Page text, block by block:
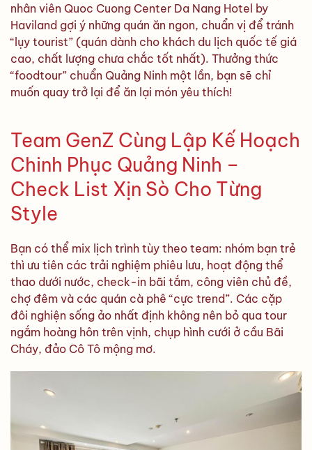
nhân viên Quoc Cuong Center Da Nang Hotel by
Haviland gợi ý những quán ăn ngon, chuẩn vị để tránh
“lụy tourist” (quán dành cho khách du lịch quốc tế giá
cao, chất lượng chưa chắc tốt nhất). Thưởng thức
“foodtour” chuẩn Quảng Ninh một lần, bạn sẽ chỉ
muốn quay trở lại để ăn lại món yêu thích!
Team GenZ Cùng Lập Kế Hoạch
Chinh Phục Quảng Ninh –
Check List Xịn Sò Cho Từng
Style
Bạn có thể mix lịch trình tùy theo team: nhóm bạn trẻ
thì ưu tiên các trải nghiệm phiêu lưu, hoạt động thể
thao dưới nước, check-in bãi tắm, công viên chủ đề,
chợ đêm và các quán cà phê “cực trend”. Các cặp
đôi nghiện sống ảo nhất định không nên bỏ qua tour
ngắm hoàng hôn trên vịnh, chụp hình cưới ở cầu Bãi
Cháy, đảo Cô Tô mộng mơ.